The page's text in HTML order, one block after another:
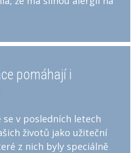
pomáhají i
v posledních letech
životů jako užiteční
z nich byly speciálně